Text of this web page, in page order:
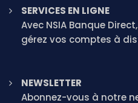
SERVICES EN LIGNE
Avec NSIA Banque
gérez vos comptes à
NEWSLETTER
Abonnez-vous à notre